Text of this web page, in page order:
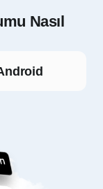
Nasıl